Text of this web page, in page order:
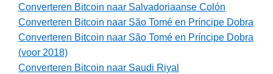
Converteren Bitcoin naar Salvadoriaanse Colón
Converteren Bitcoin naar São Tomé en Príncipe Dobra
Converteren Bitcoin naar São Tomé en Príncipe Dobra
(voor 2018)
Converteren Bitcoin naar Saudi Riyal